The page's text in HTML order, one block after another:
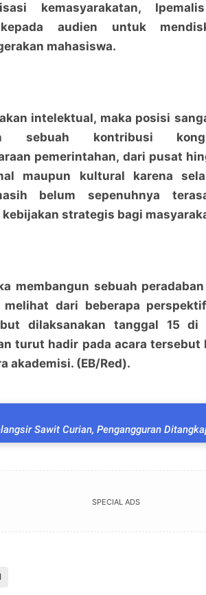
Besok Ipemalis Jakarta
Dihadiri Bupati Bengkalis
penaraja.com
Bagikan ke
kemasyarakatan,
audien untuk
mahasiswa.
intelektual, maka posisi
sebuah kontribusi
pemerintahan, dari pusat
maupun kultural karena
belum sepenuhnya
kebijakan strategis bagi
membangun sebuah
melihat dari beberapa
dilaksanakan tanggal 15 di
turut hadir pada acara tersebut
akademisi. (EB/Red).
Sawit Curian, Pengangguran
SPECIAL ADS
Besok Ipemalis Jakarta
Dihadiri Bupati Bengkalis
penaraja.com
Bagikan ke